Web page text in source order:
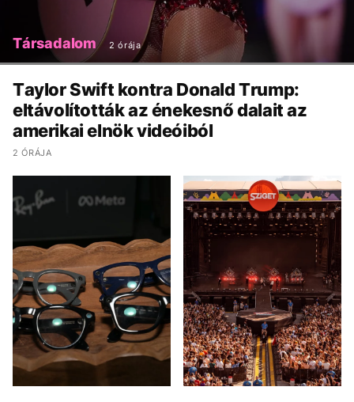
Társadalom 2 órája
Taylor Swift kontra Donald Trump:
eltávolították az énekesnő dalait az
amerikai elnök videóiból
2 ÓRÁJA